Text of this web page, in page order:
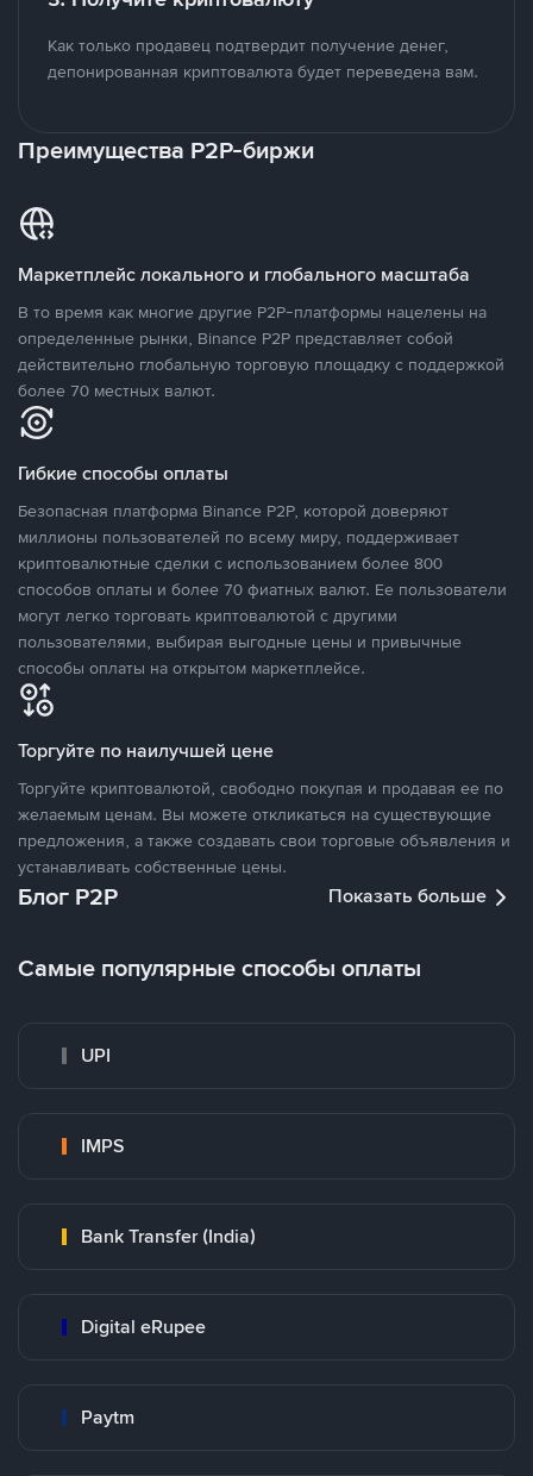
Как только продавец подтвердит получение денег,
депонированная криптовалюта будет переведена вам.
Преимущества P2P-биржи
Маркетплейс локального и глобального масштаба
В то время как многие другие P2P-платформы нацелены на
определенные рынки, Binance P2P представляет собой
действительно глобальную торговую площадку с поддержкой
более 70 местных валют.
Гибкие способы оплаты
Безопасная платформа Binance P2P, которой доверяют
миллионы пользователей по всему миру, поддерживает
криптовалютные сделки с использованием более 800
способов оплаты и более 70 фиатных валют. Ее пользователи
могут легко торговать криптовалютой с другими
пользователями, выбирая выгодные цены и привычные
способы оплаты на открытом маркетплейсе.
Торгуйте по наилучшей цене
Торгуйте криптовалютой, свободно покупая и продавая ее по
желаемым ценам. Вы можете откликаться на существующие
предложения, а также создавать свои торговые объявления и
устанавливать собственные цены.
Блог P2P Показать больше
Самые популярные способы оплаты
UPI
IMPS
Bank Transfer (India)
Digital eRupee
Paytm